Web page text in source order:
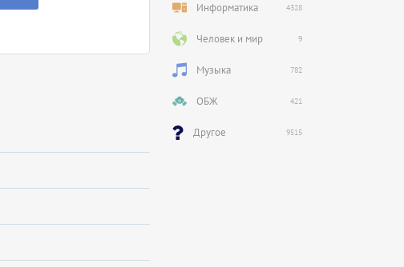
Информатика 4328
Человек и мир 9
Музыка 782
ОБЖ 421
Другое 9515